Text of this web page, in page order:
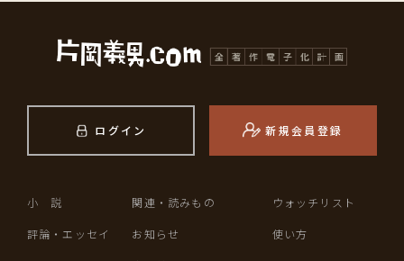
ログイン 新規会員登録
小 説
評論・エッセイ
関連・読みもの
お知らせ
ウォッチリスト
使い方